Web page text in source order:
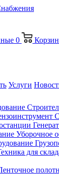
0
Услуги
Уборочное
для